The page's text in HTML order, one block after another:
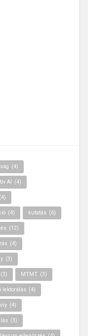
(4)
AI (4)
(4)
(4) kutatás (6)
(12)
(4)
(3)
(3) MTMT (3)
lektorálás (4)
(4)
(3)